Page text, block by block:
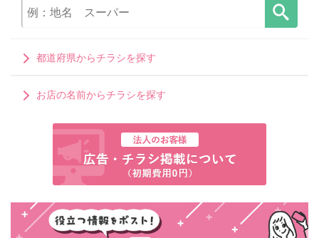
都道府県からチラシを探す
お店の名前からチラシを探す